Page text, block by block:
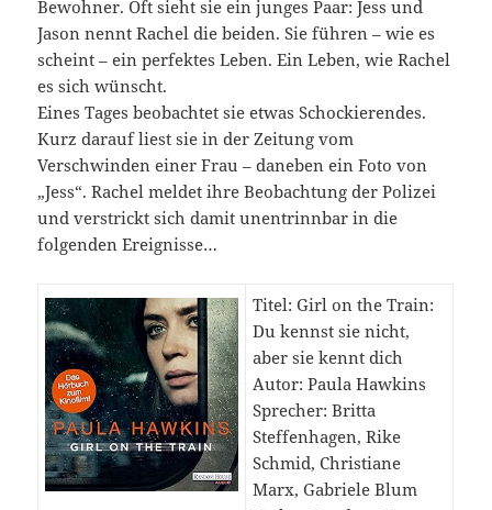
Bewohner. Oft sieht sie ein junges Paar: Jess und
Jason nennt Rachel die beiden. Sie führen – wie es
scheint – ein perfektes Leben. Ein Leben, wie Rachel
es sich wünscht.
Eines Tages beobachtet sie etwas Schockierendes.
Kurz darauf liest sie in der Zeitung vom
Verschwinden einer Frau – daneben ein Foto von
„Jess“. Rachel meldet ihre Beobachtung der Polizei
und verstrickt sich damit unentrinnbar in die
folgenden Ereignisse…
Titel: Girl on the Train:
Du kennst sie nicht,
aber sie kennt dich
Autor: Paula Hawkins
Sprecher: Britta
Steffenhagen, Rike
Schmid, Christiane
Marx, Gabriele Blum